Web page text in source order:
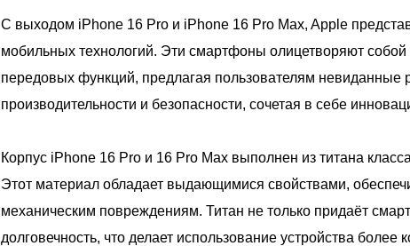
С выходом iPhone 16 Pro и iPhone 16 Pro Max, Apple
мобильных технологий. Эти смартфоны олицетворяют
передовых функций, предлагая пользователям
производительности и безопасности, сочетая в себе
Корпус iPhone 16 Pro и 16 Pro Max выполнен из титана
Этот материал обладает выдающимися свойствами,
механическим повреждениям. Титан не только придаёт
долговечность, что делает использование устройства